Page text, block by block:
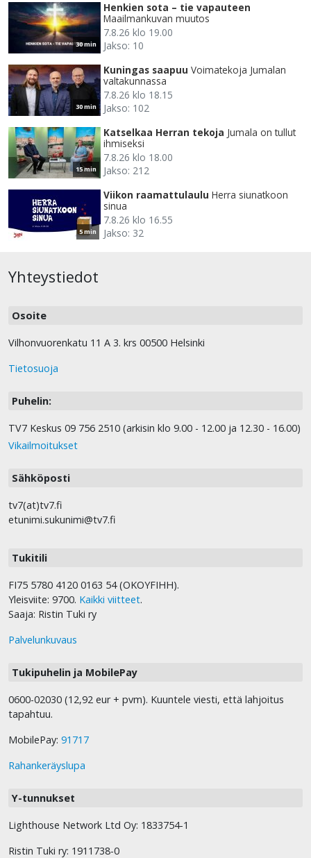
30 min
Henkien sota – tie vapauteen
Maailmankuvan muutos
7.8.26 klo 19.00
Jakso: 10
30 min
Kuningas saapuu Voimatekoja Jumalan
valtakunnassa
7.8.26 klo 18.15
Jakso: 102
15 min
Katselkaa Herran tekoja Jumala on tullut
ihmiseksi
7.8.26 klo 18.00
Jakso: 212
5 min
Viikon raamattulaulu Herra siunatkoon
sinua
7.8.26 klo 16.55
Jakso: 32
Yhteystiedot
Osoite
Vilhonvuorenkatu 11 A 3. krs 00500 Helsinki
Tietosuoja
Puhelin:
TV7 Keskus 09 756 2510 (arkisin klo 9.00 - 12.00 ja 12.30 - 16.00)
Vikailmoitukset
Sähköposti
tv7(at)tv7.fi
etunimi.sukunimi@tv7.fi
Tukitili
FI75 5780 4120 0163 54 (OKOYFIHH).
Yleisviite: 9700. Kaikki viitteet.
Saaja: Ristin Tuki ry
Palvelunkuvaus
Tukipuhelin ja MobilePay
0600-02030 (12,92 eur + pvm). Kuuntele viesti, että lahjoitus
tapahtuu.
MobilePay: 91717
Rahankeräyslupa
Y-tunnukset
Lighthouse Network Ltd Oy: 1833754-1
Ristin Tuki ry: 1911738-0